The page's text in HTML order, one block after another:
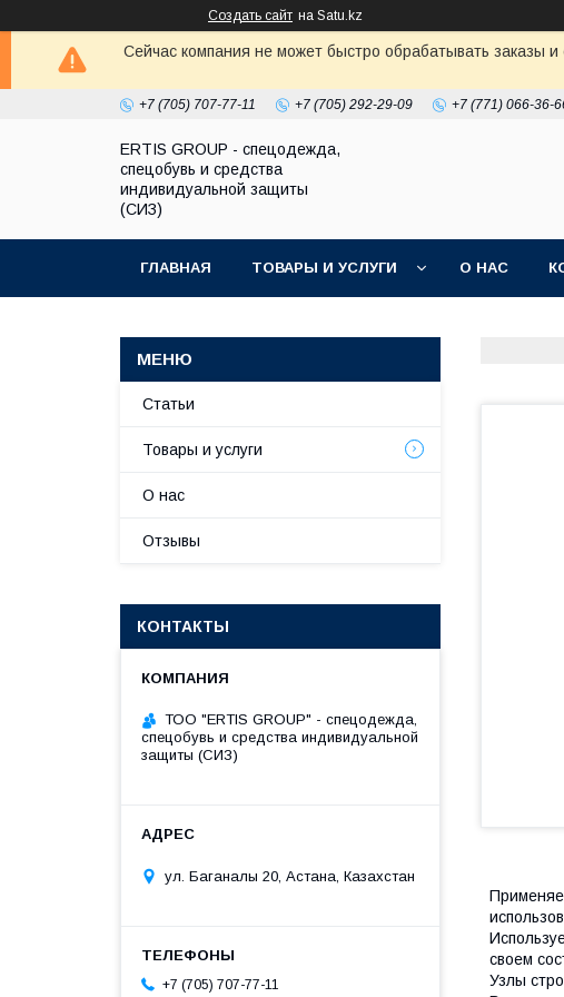
Создать сайт на Satu.kz
Сейчас компания не может быстро обрабатывать заказы
+7 (705) 707-77-11 +7 (705) 292-29-09 +7 (771) 066-36-
ERTIS GROUP - спецодежда,
спецобувь и средства
индивидуальной защиты
(СИЗ)
ГЛАВНАЯ ТОВАРЫ И УСЛУГИ О НАС
своем
Узлы
Статьи
Товары и услуги
О нас
Отзывы
КОНТАКТЫ
ТОО "ERTIS GROUP" - спецодежда,
спецобувь и средства индивидуальной
защиты (СИЗ)
ул. Баганалы 20, Астана, Казахстан
+7 (705) 707-77-11